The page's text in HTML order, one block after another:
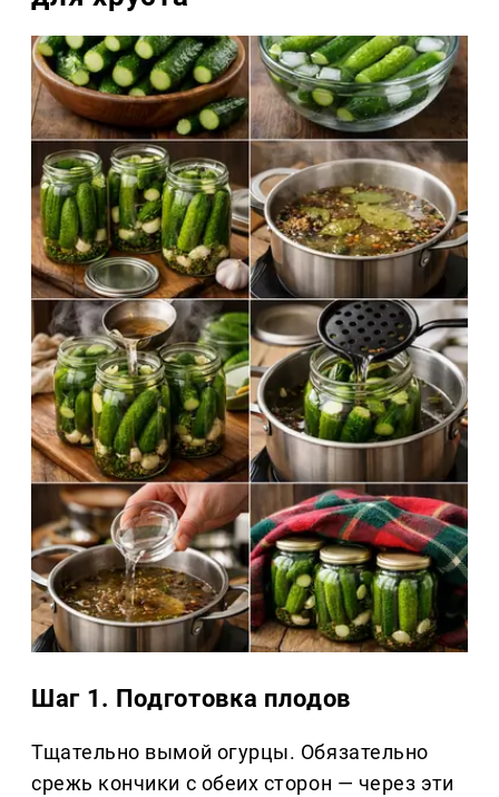
Шаг 1. Подготовка плодов
Тщательно вымой огурцы. Обязательно
срежь кончики с обеих сторон — через эти